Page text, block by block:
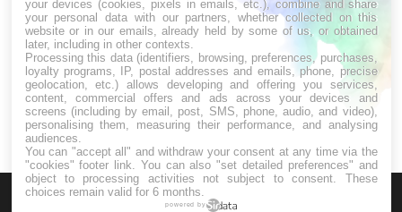
Maladie de Charcot (Sclérose latérale
amyotrophique)
your devices (cookies, pixels in emails, etc.), combine and share
your personal data with our partners, whether collected on this
website or in our emails, already held by some of us, or obtained
later, including in other contexts.
Processing this data (identifiers, browsing, preferences, purchases,
loyalty programs, IP, postal addresses and emails, phone, precise
geolocation, etc.) allows developing and offering you services,
content, commercial offers and ads across your devices and
screens (including by email, post, SMS, phone, audio, and video),
personalising them, measuring their performance, and analysing
audiences.
You can "accept all" and withdraw your consent at any time via the
"cookies" footer link . You can also "set detailed preferences" and
object to processing activities not subject to consent. These
choices remain valid for 6 months.
powered by